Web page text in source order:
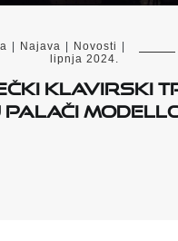
Najava Novosti
lipnja 2024.
KLAVIRSKI
PALAČI